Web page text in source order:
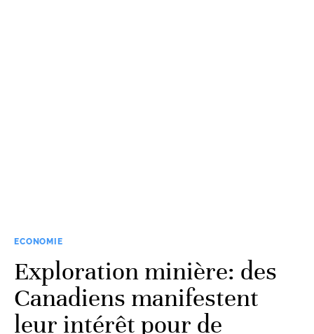
ECONOMIE
Exploration minière: des
Canadiens manifestent
leur intérêt pour de